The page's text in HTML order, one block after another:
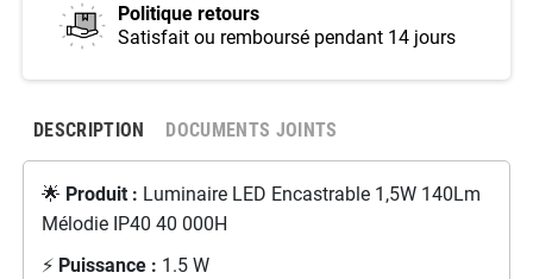
Politique retours
Satisfait ou remboursé pendant 14 jours
DESCRIPTION DOCUMENTS JOINTS
🌟 Produit : Luminaire LED Encastrable 1,5W 140Lm
Mélodie IP40 40 000H
⚡ Puissance : 1.5 W